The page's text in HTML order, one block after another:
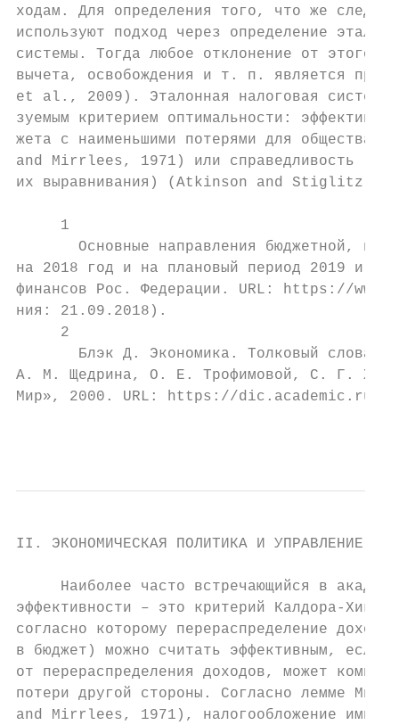
ходам. Для определения того, что же
используют подход через определение
системы. Тогда любое отклонение от этого
вычета, освобождения и т. п. является
et al., 2009). Эталонная налоговая система
зуемым критерием оптимальности:
жета с наименьшими потерями для
and Mirrlees, 1971) или справедливость
их выравнивания) (Atkinson and Stiglitz,
     1
Основные направления бюджетной,
на 2018 год и на плановый период 2019 и
финансов Рос. Федерации. URL: https://
ния: 21.09.2018).
     2
Блэк Д. Экономика. Толковый
А. М. Щедрина, О. Е. Трофимовой, С. Г.
Мир», 2000. URL: https://dic.academic.ru/
II. ЭКОНОМИЧЕСКАЯ ПОЛИТИКА И УПРАВЛЕНИЕ
Наиболее часто встречающийся в
эффективности – это критерий Калдора-
согласно которому перераспределение
в бюджет) можно считать эффективным, если
от перераспределения доходов, может
потери другой стороны. Согласно лемме
and Mirrlees, 1971), налогообложение